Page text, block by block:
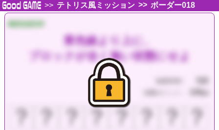
>> テトリス風ミッション >> ボーダー018
MISSION
黄色線より上に、
ブロックが全く無い状態にせよ
？ ？ ？ ？ ？ ？ ？ ？